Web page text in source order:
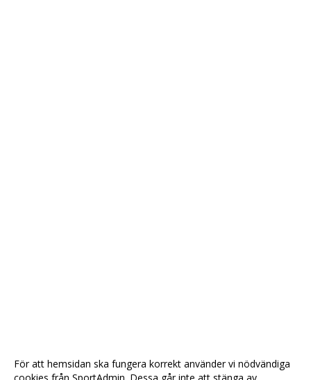
För att hemsidan ska fungera korrekt använder vi nödvändiga